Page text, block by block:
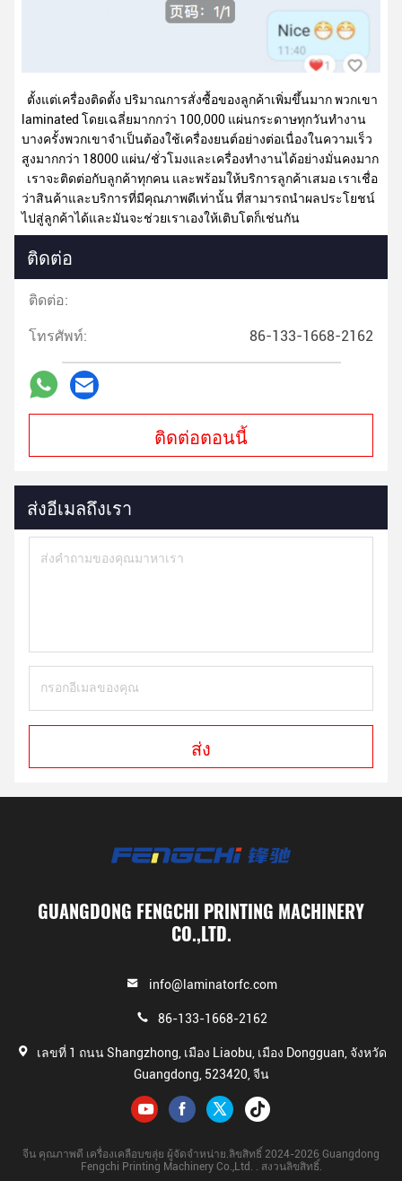
ตั้งแต่เครื่องติดตั้ง ปริมาณการสั่งซื้อของลูกค้าเพิ่มขึ้นมาก พวกเขา
laminated โดยเฉลี่ยมากกว่า 100,000 แผ่นกระดาษทุกวันทํางาน
บางครั้งพวกเขาจําเป็นต้องใช้เครื่องยนต์อย่างต่อเนื่องในความเร็ว
สูงมากกว่า 18000 แผ่น/ชั่วโมงและเครื่องทํางานได้อย่างมั่นคงมาก
เราจะติดต่อกับลูกค้าทุกคน และพร้อมให้บริการลูกค้าเสมอ เราเชื่อ
ว่าสินค้าและบริการที่มีคุณภาพดีเท่านั้น ที่สามารถนําผลประโยชน์
ไปสู่ลูกค้าได้และมันจะช่วยเราเองให้เติบโตก็เช่นกัน
ติดต่อ
ติดต่อ:
โทรศัพท์: 86-133-1668-2162
ติดต่อตอนนี้
ส่งอีเมลถึงเรา
ส่ง
GUANGDONG FENGCHI PRINTING MACHINERY
CO.,LTD.
info@laminatorfc.com
86-133-1668-2162
เลขที่ 1 ถนน Shangzhong, เมือง Liaobu, เมือง Dongguan, จังหวัด
Guangdong, 523420, จีน
จีน คุณภาพดี เครื่องเคลือบขลุ่ย ผู้จัดจําหน่าย.ลิขสิทธิ์ 2024-2026 Guangdong
Fengchi Printing Machinery Co.,Ltd. . สงวนลิขสิทธิ์.